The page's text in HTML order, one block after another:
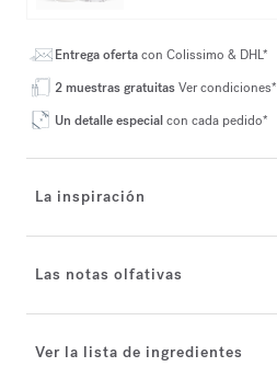
Entrega ofertacon Colissimo & DHL*
2 muestras gratuitasVer condiciones*
Un detalle especialcon cada pedido*
La inspiración
Las notas olfativas
Ver la lista de ingredientes